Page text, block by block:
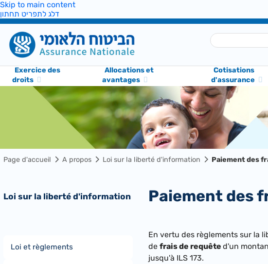
Skip to main content
דלג לתפריט תחתון
Exercice des
droits
Allocations et
avantages
Cotisations
d'assurance
Page d'accueil A propos Loi sur la liberté d'information Paiement des
Loi sur la liberté d'information
Loi et règlements
Paiement des
​En vertu des règlements sur la
de frais de requête d'un
jusqu'à ILS 173.